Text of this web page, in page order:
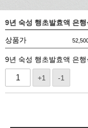
9년 숙성 행초발효액 은
상품가
9년 숙성 행초발효액 은
+1 -1